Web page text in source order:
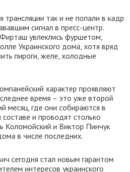
так и не попали в кадр
сигнал в пресс-центр.
увлеклись фуршетом,
Украинского дома, хотя вряд
пироги, желе, холодные
характер проявляют
время – это уже второй
месяц, где они собираются в
и проводят столько
Коломойский и Виктор Пинчук
в числе последних.
сегодня стал новым гарантом
интересов украинского